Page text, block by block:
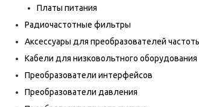
Платы питания
Радиочастотные фильтры
Аксессуары для преобразователей
Кабели для низковольтного оборудования
Преобразователи интерфейсов
Преобразователи давления